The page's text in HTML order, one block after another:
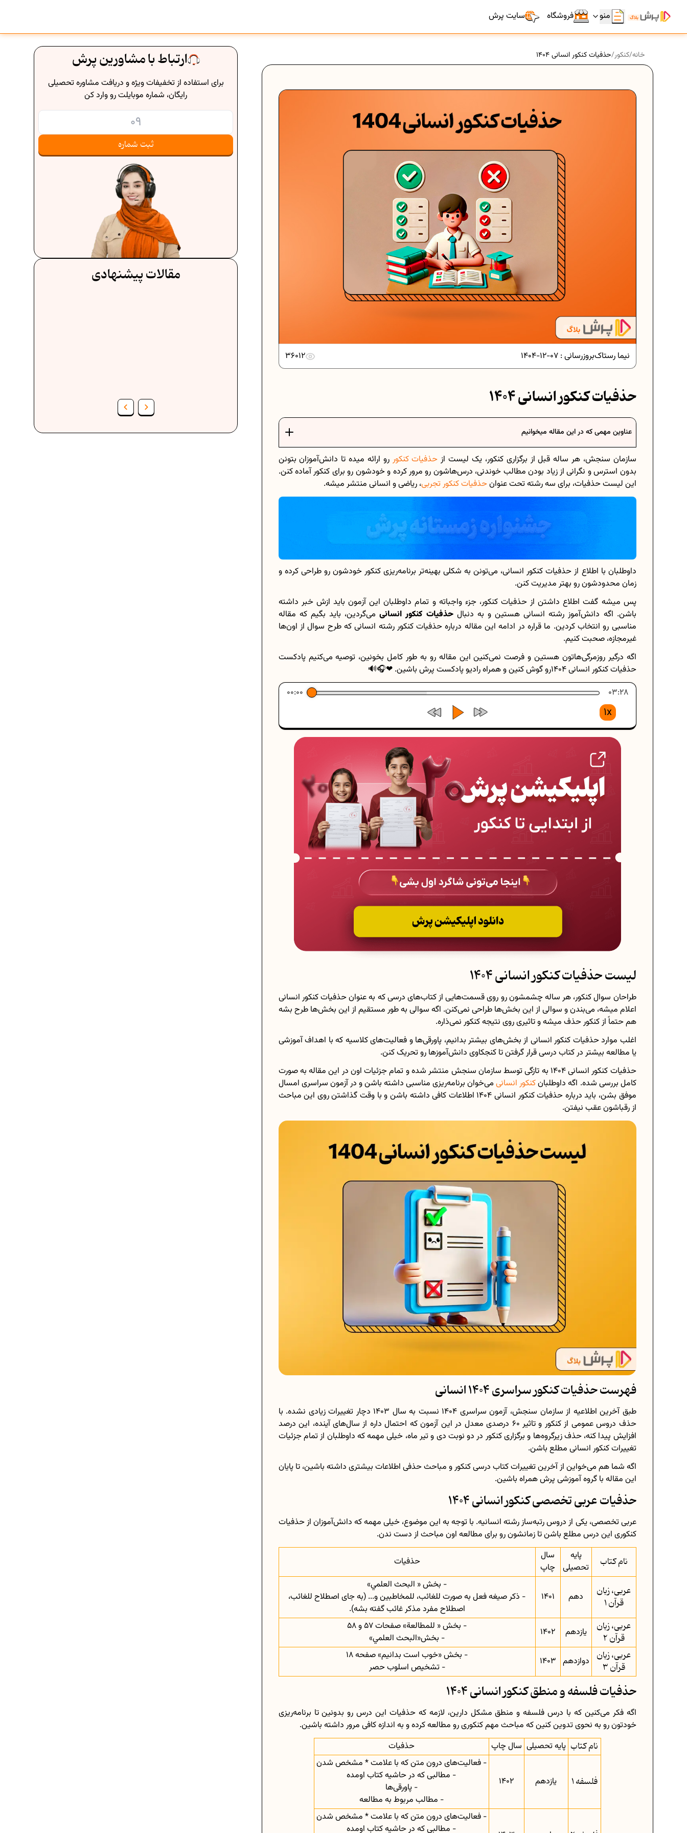
سایت پرش فروشگاه منو
ارتباط با مشاورین پرش
برای استفاده از تخفیفات ویژه و دریافت مشاوره تحصیلی
رایگان، شماره موبایلت رو وارد کن
ثبت شماره
مقالات پیشنهادی
فرمول حجم اشکال هندسی در ریاضیات
برنامه‌ ریزی درسی هفتم
عادات افراد موفق
برنامه‌ ریزی درسی هشتم
چگونه برنامه‌ ریزی درسی کنیم؟
دانلود رایگان نمونه سوالات امتحانی...
دانلود رایگان کتاب‌های دوازدهم...
اعداد صحیح، طبیعی و گویا چه اعدادی...
فرمول حجم اشکال هندسی در ریاضیات
برنامه‌ ریزی درسی هفتم
عادات افراد موفق
دانلود رایگان نمونه سوالات امتحانی...
دانلود رایگان کتاب‌های دوازدهم...
اعداد صحیح، طبیعی و گویا چه اعدادی...
فرمول حجم اشکال هندسی در ریاضیات
برنامه‌ ریزی درسی هفتم
خانه/کنکور/حذفیات کنکور انسانی 1404
بروزرسانی : 07-12-1404 نیما رستاک 36012
حذفیات کنکور انسانی 1404
عناوین مهمی که در این مقاله میخوانیم
سازمان سنجش، هر ساله قبل از برگزاری کنکور، یک لیست از حذفیات کنکور رو ارائه میده تا دانش‌آموزان بتونن
بدون استرس و نگرانی از زیاد بودن مطالب خوندنی، درس‌هاشون رو مرور کرده و خودشون رو برای کنکور آماده کنن.
این لیست حذفیات، برای سه رشته تحت عنوانحذفیات کنکور تجربی، ریاضی و انسانی منتشر میشه.
داوطلبان با اطلاع از حذفیات کنکور انسانی، می‌تونن به شکلی بهینه‌تر برنامه‌ریزی کنکور خودشون رو طراحی کرده و
زمان محدودشون رو بهتر مدیریت کنن.
پس میشه گفت اطلاع داشتن از حذفیات کنکور، جزء واجباته و تمام داوطلبان این آزمون باید ازش خبر داشته
باشن. اگه دانش‌آموز رشته انسانی هستین و به دنبالحذفیات کنکور انسانیمی‌گردین، باید بگیم که مقاله
مناسبی رو انتخاب کردین. ما قراره در ادامه این مقاله درباره حذفیات کنکور رشته انسانی که طرح سوال از اون‌ها
غیرمجازه، صحبت کنیم.
اگه درگیر روزمرگی‌هاتون هستین و فرصت نمی‌کنین این مقاله رو به طور کامل بخونین، توصیه می‌کنیم پادکست
حذفیات کنکور انسانی 1404رو گوش کنین و همراه رادیو پادکست پرش باشین. ❤🎧🔊
00:00
03:28
1x
لیست حذفیات کنکور انسانی 1404
طراحان سوال کنکور، هر ساله چشمشون رو روی قسمت‌هایی از کتاب‌های درسی که به عنوان حذفیات کنکور انسانی
اعلام میشه، می‌بندن و سوالی از این بخش‌ها طراحی نمی‌کنن. اگه سوالی به طور مستقیم از این بخش‌ها طرح بشه
هم حتماً از کنکور حذف میشه و تاثیری روی نتیجه کنکور نمی‌ذاره.
اغلب موارد حذفیات کنکور انسانی از بخش‌های بیشتر بدانیم، پاورقی‌ها و فعالیت‌های کلاسیه که با اهداف آموزشی
یا مطالعه بیشتر در کتاب درسی قرار گرفتن تا کنجکاوی دانش‌آموزها رو تحریک کنن.
حذفیات کنکور انسانی 1404 به تازگی توسط سازمان سنجش منتشر شده و تمام جزئیات اون در این مقاله به صورت
کامل بررسی شده. اگه داوطلبانکنکور انسانیمی‌خوان برنامه‌ریزی مناسبی داشته باشن و در آزمون سراسری امسال
موفق بشن، باید درباره حذفیات کنکور انسانی 1404 اطلاعات کافی داشته باشن و با وقت گذاشتن روی این مباحث
از رقباشون عقب نیفتن.
فهرست حذفیات کنکور سراسری 1404 انسانی
طبق آخرین اطلاعیه از سازمان سنجش، آزمون سراسری 1404 نسبت به سال 1403 دچار تغییرات زیادی نشده. با
حذف دروس عمومی از کنکور و تاثیر 60 درصدی معدل در این آزمون که احتمال داره از سال‌های آینده، این درصد
افزایش پیدا کنه، حذف زیرگروه‌ها و برگزاری کنکور در دو نوبت دی و تیر ماه، خیلی مهمه که داوطلبان از تمام جزئیات
تغییرات کنکور انسانی مطلع باشن.
اگه شما هم می‌خواین از آخرین تغییرات کتاب درسی کنکور و مباحث حذفی اطلاعات بیشتری داشته باشین، تا پایان
این مقاله با گروه آموزشی پرش همراه باشین.
حذفیات عربی تخصصی کنکور انسانی 1404
عربی تخصصی، یکی از دروس رتبه‌ساز رشته انسانیه. با توجه به این موضوع، خیلی مهمه که دانش‌آموزان از حذفیات
کنکوری این درس مطلع باشن تا زمانشون رو برای مطالعه اون مباحث از دست ندن.
نام کتاب
پایه
تحصیلی
سال
چاپ
حذفیات
عربی، زبان
قرآن 1
دهم 1401
- بخش « البحث العلمي»
- ذکر صیغه فعل به صورت للغائب، للمخاطبین و... (به جای اصطلاح للغائب،
اصطلاح مفرد مذکر غائب گفته بشه).
عربی، زبان
قرآن 2
یازدهم 1402
- بخش « للمطالعة» صفحات 57 و 58
- بخش«البحث العلمي»
عربی، زبان
قرآن 3
دوازدهم 1403
- بخش «خوب است بدانیم» صفحه 18
- تشخیص اسلوب حصر
حذفیات فلسفه و منطق کنکور انسانی 1404
اگه فکر می‌کنین که با درس فلسفه و منطق مشکل دارین، لازمه که حذفیات این درس رو بدونین تا برنامه‌ریزی
خودتون رو به نحوی تدوین کنین که مباحث مهم کنکوری رو مطالعه کرده و به اندازه کافی مرور داشته باشین.
نام کتاب پایه تحصیلی سال چاپ حذفیات
فلسفه 1 یازدهم 1402
- فعالیت‌های درون متن که با علامت * مشخص شدن
- مطالبی که در حاشیه کتاب اومده
- پاورقی‌ها
- مطالب مربوط به مطالعه
- فعالیت‌های درون متن که با علامت * مشخص شدن
- مطالبی که در حاشیه کتاب اومده